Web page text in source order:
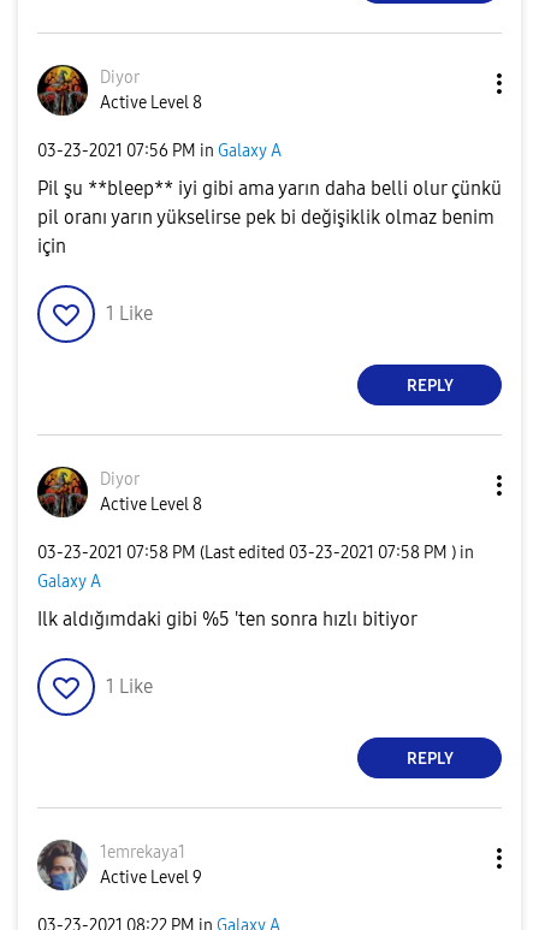
Diyor
Active Level 8
‎03-23-2021 07:56 PM in Galaxy A
Pil şu **bleep** iyi gibi ama yarın daha belli olur çünkü
pil oranı yarın yükselirse pek bi değişiklik olmaz benim
için
1 Like
REPLY
Diyor
Active Level 8
‎03-23-2021 07:58 PM (Last edited ‎03-23-2021 07:58 PM ) in
Galaxy A
Ilk aldığımdaki gibi %5 'ten sonra hızlı bitiyor
1 Like
REPLY
1emrekaya1
Active Level 9
‎03-23-2021 08:22 PM in Galaxy A